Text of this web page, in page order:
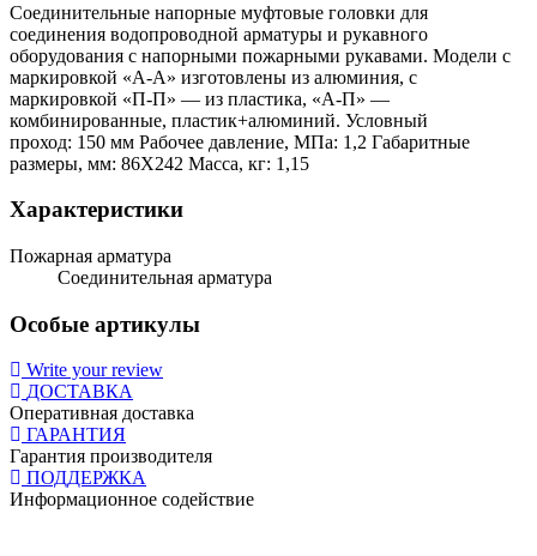
Соединительные напорные муфтовые головки для
соединения водопроводной арматуры и рукавного
оборудования с напорными пожарными рукавами. Модели с
маркировкой «А-А» изготовлены из алюминия, с
маркировкой «П-П» — из пластика, «А-П» —
комбинированные, пластик+алюминий. Условный
проход: 150 мм Рабочее давление, МПа: 1,2 Габаритные
размеры, мм: 86X242 Масса, кг: 1,15
Характеристики
Пожарная арматура
Соединительная арматура
Особые артикулы
Write your review
ДОСТАВКА
Оперативная доставка
ГАРАНТИЯ
Гарантия производителя
ПОДДЕРЖКА
Информационное содействие